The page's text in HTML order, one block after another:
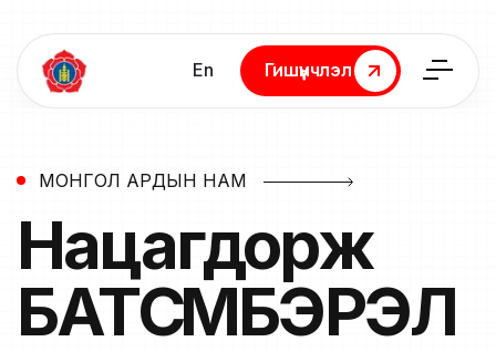
En
Гишүүнчлэл
Гишүүнчлэл
МОНГОЛ АРДЫН НАМ
Нацагдорж
БАТСҮМБЭРЭЛ